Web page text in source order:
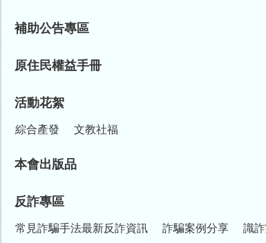
補助公告專區
原住民權益手冊
活動花絮
綜合產發 文教社福
本會出版品
反詐專區
常見詐騙手法最新反詐資訊 詐騙案例分享 識